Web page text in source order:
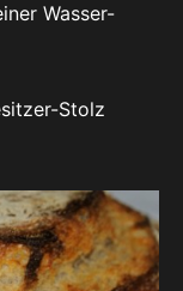
Wasser-
Stolz